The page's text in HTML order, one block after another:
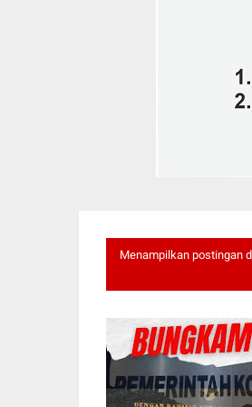
Menampilkan postingan